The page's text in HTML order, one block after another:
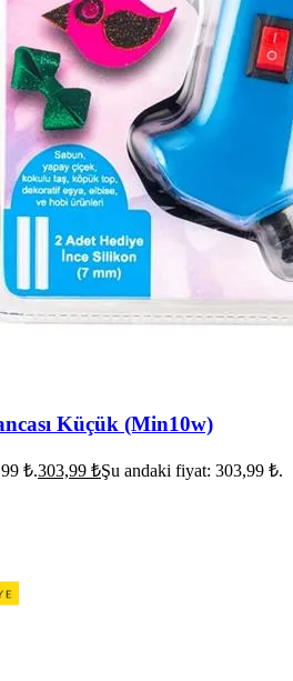
Küçük (Min10w)
₺.303,99 ₺Şu andaki fiyat: 303,99 ₺.